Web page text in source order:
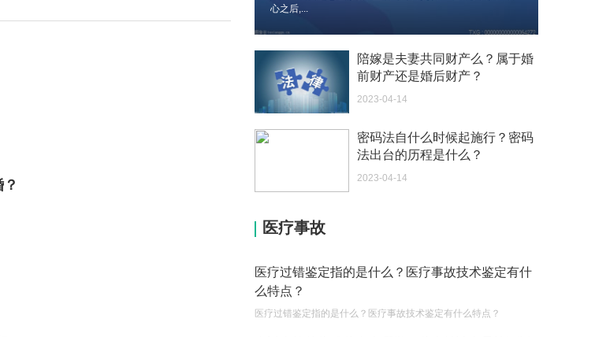
直接提起行政诉讼的诉讼时效是多久呢？
2023-03-13
生育保险交满一年才可以报销吗？
2023-03-13
节假日免费时段到底是如何算起的呢？
2023-03-13
驾驶机动车在市区逆行的怎么罚款和扣分呢？
2023-03-13
法院对交通事故责任认定书是如何审查的？
跨国婚姻的好处有哪些?
2023-03-21
心之后,...
陪嫁是夫妻共同财产么？属于婚
前财产还是婚后财产？
2023-04-14
密码法自什么时候起施行？密码
法出台的历程是什么？
2023-04-14
医疗事故
医疗过错鉴定指的是什么？医疗事故技术鉴定有什
么特点？
医疗过错鉴定指的是什么？医疗事故技术鉴定有什么特点？